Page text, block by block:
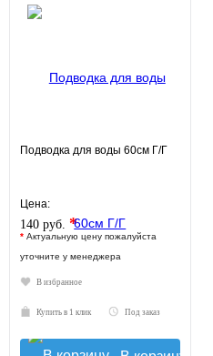
Подводка для воды 60см Г/Г
Цена:
140 руб. *
* Актуальную цену пожалуйста
уточните у менеджера
В избранное
Купить в 1 клик Под заказ